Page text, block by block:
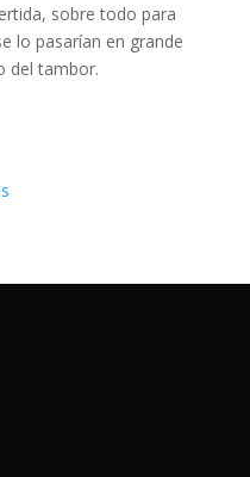
sobre todo para
lo pasarían en grande
del tambor.